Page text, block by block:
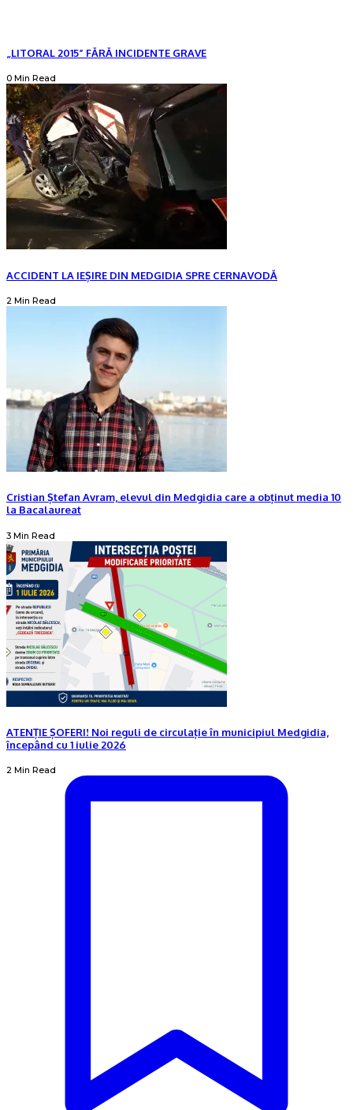
„LITORAL 2015” FĂRĂ INCIDENTE GRAVE
0 Min Read
ACCIDENT LA IEȘIRE DIN MEDGIDIA SPRE CERNAVODĂ
2 Min Read
Cristian Ștefan Avram, elevul din Medgidia care a obținut media 10
la Bacalaureat
3 Min Read
ATENȚIE ȘOFERI! Noi reguli de circulație în municipiul Medgidia,
începând cu 1 iulie 2026
2 Min Read